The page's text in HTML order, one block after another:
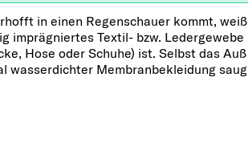
in einen Regenschauer kommt, weiß
imprägniertes Textil- bzw. Ledergewebe
Hose oder Schuhe) ist. Selbst das Auß
wasserdichter Membranbekleidung saug